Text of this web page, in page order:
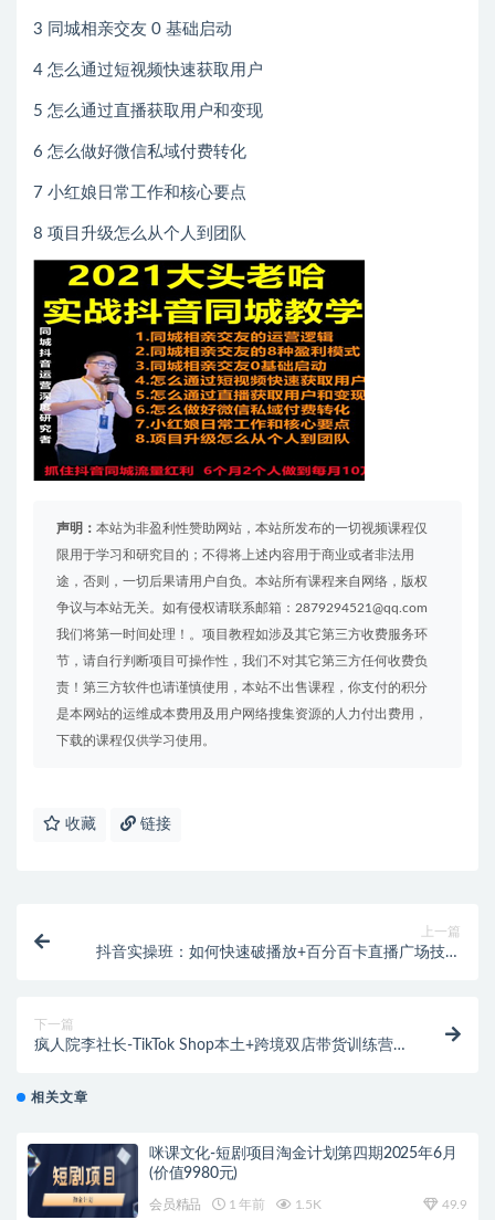
3 同城相亲交友 0 基础启动
4 怎么通过短视频快速获取用户
5 怎么通过直播获取用户和变现
6 怎么做好微信私域付费转化
7 小红娘日常工作和核心要点
8 项目升级怎么从个人到团队
声明： 本站为非盈利性赞助网站，本站所发布的一切视频课程仅
限用于学习和研究目的；不得将上述内容用于商业或者非法用
途，否则，一切后果请用户自负。本站所有课程来自网络，版权
争议与本站无关。如有侵权请联系邮箱：2879294521@qq.com
我们将第一时间处理！。项目教程如涉及其它第三方收费服务环
节，请自行判断项目可操作性，我们不对其它第三方任何收费负
责！第三方软件也请谨慎使用，本站不出售课程，你支付的积分
是本网站的运维成本费用及用户网络搜集资源的人力付出费用，
下载的课程仅供学习使用。
收藏 链接
上一篇
抖音实操班：如何快速破播放+百分百卡直播广场技术
下一篇
疯人院李社长-TikTok Shop本土+跨境双店带货训练营第
相关文章
咪课文化-短剧项目淘金计划第四期2025年6月
(价值9980元)
会员精品 1 年前 1.5K 49.9